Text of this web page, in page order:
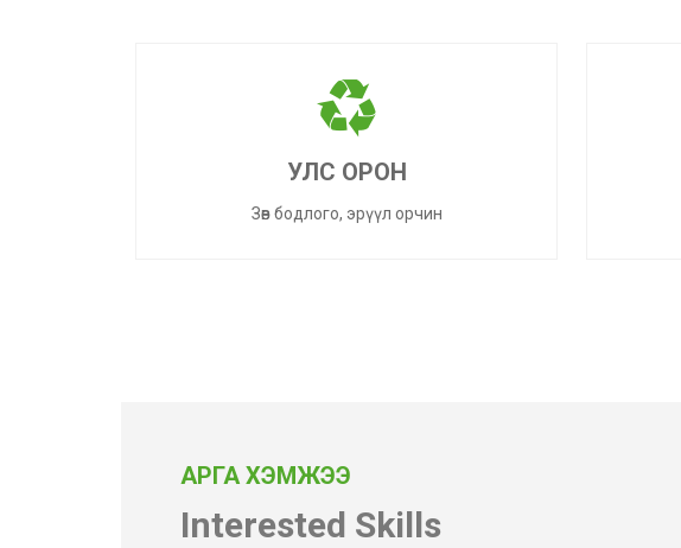
УЛС ОРОН
Зөв бодлого, эрүүл орчин
АРГА ХЭМЖЭЭ
Interested Skills